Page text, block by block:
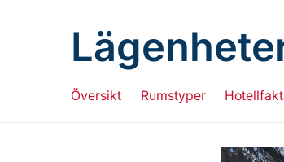
Översikt Rumstyper